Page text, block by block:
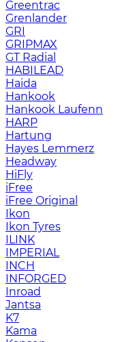
Greentrac
Grenlander
GRI
GRIPMAX
GT Radial
HABILEAD
Haida
Hankook
Hankook Laufenn
HARP
Hartung
Hayes Lemmerz
Headway
HiFly
iFree
iFree Original
Ikon
Ikon Tyres
ILINK
IMPERIAL
INCH
INFORGED
Inroad
Jantsa
K7
Kama